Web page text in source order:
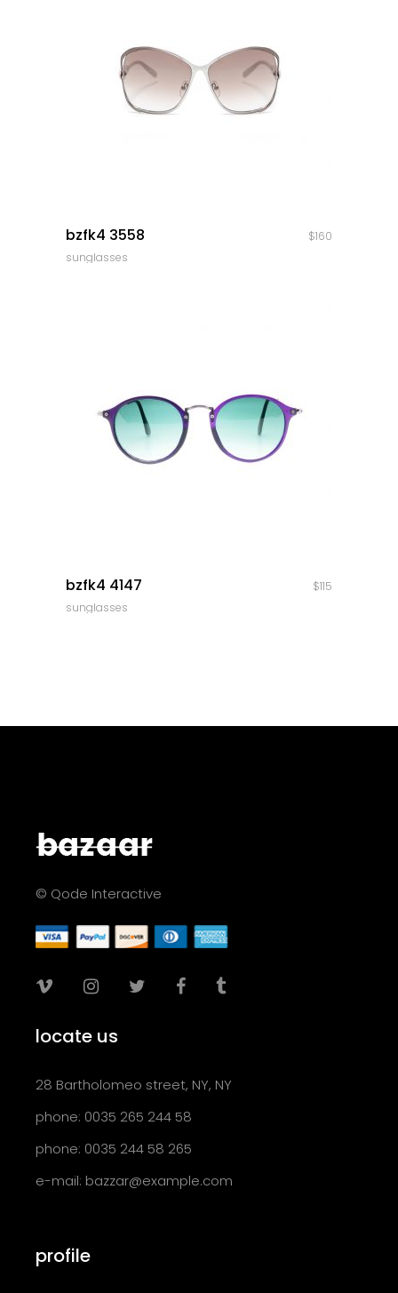
bzfk4 3558 $160
sunglasses
bzfk4 4147 $115
sunglasses
© Qode Interactive
locate us
28 Bartholomeo street, NY, NY
phone: 0035 265 244 58
phone: 0035 244 58 265
e-mail: bazzar@example.com
profile